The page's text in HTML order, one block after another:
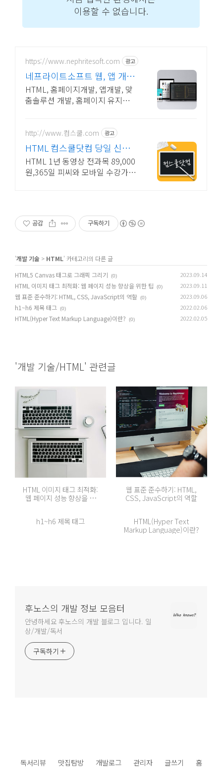
https://www.nephritesoft.com 광고
네프라이트소프트 웹, 앱 개발
전문업체
HTML, 홈페이지개발, 앱개발, 맞
춤솔루션 개발, 홈페이지 유지보
http://www.컴스쿨.com 광고
HTML 컴스쿨닷컴 당일 신청&
결제시 기프티콘!
HTML 1년 동영상 전과목 89,000
원,365일 피씨와 모바일 수강가
공감 구독하기
'개발 기술 > HTML' 카테고리의 다른 글
HTML5 Canvas 태그로 그래픽 그리기
(0) 2023.09.14
HTML 이미지 태그 최적화: 웹 페이지 성능 향상을 위한 팁 (0) 2023.09.11
웹 표준 준수하기: HTML, CSS, JavaScript의 역할 (0) 2023.09.06
h1~h6 제목 태그 (0) 2022.02.06
HTML(Hyper Text Markup Language)이란? (0) 2022.02.05
'개발 기술/HTML' 관련글
HTML 이미지 태그 최적화:
웹 페이지 성능 향상을 위
웹 표준 준수하기: HTML,
CSS, JavaScript의 역할
h1~h6 제목 태그
HTML(Hyper Text
Markup Language)이란?
후노스의 개발 정보 모음터
안녕하세요 후노스의 개발 블로그 입니다. 일
상/개발/독서
구독하기
독서리뷰 맛집탐방 개발로그 관리자 글쓰기 홈